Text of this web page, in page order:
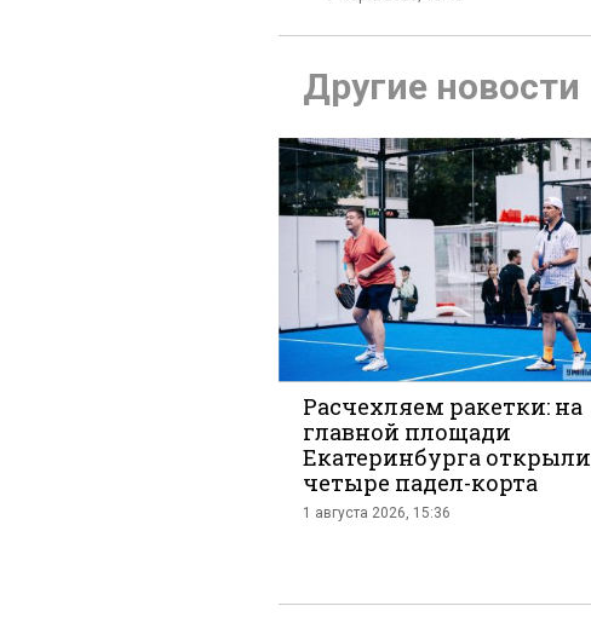
Другие новости
Расчехляем ракетки: на
главной площади
Екатеринбурга открыли
четыре падел-корта
1 августа 2026, 15:36